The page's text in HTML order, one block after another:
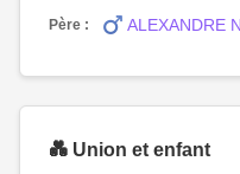
Père : ALEXANDRE N
💑 Union et enfant